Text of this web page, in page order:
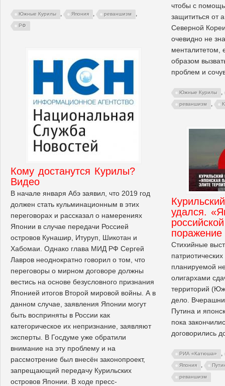
чтобы с
защититься от
Северной
очевидно не
менталитетом,
образом
проблем и
Южные Курилы ,
реваншизм ,
Южные Курилы , Япония , реваншизм ,
РФ
Кому достанутся Курилы?
Видео
В начале января Абэ заявил, что 2019 год
должен стать кульминационным в этих
переговорах и рассказал о намерениях
Японии в случае передачи Россией
островов Кунашир, Итуруп, Шикотан и
Хабомаи. Однако глава МИД РФ Сергей
Лавров неоднократно говорил о том, что
переговоры о мирном договоре должны
вестись на основе безусловного признания
Японией итогов Второй мировой войны. А в
данном случае, заявления Японии могут
быть восприняты в России как
категорическое их непризнание, заявляют
эксперты. В Госдуме уже обратили
внимание на эту проблему и на
рассмотрение был внесён законопроект,
запрещающий передачу Курильских
островов Японии. В ходе пресс-
удался.
поражение
Стихийные
планируемой
олигархами
территорий
дело.
Путина и
пока
договорились
РИА «Катюша» ,
Япония ,
реваншизм